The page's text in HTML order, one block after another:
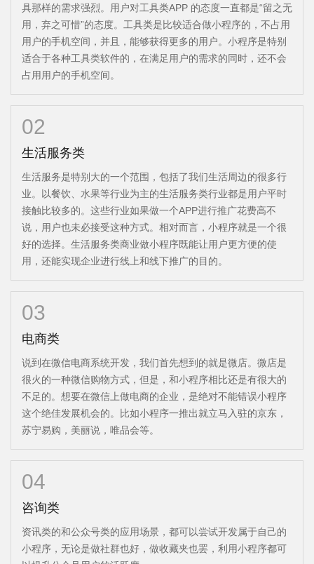
具那样的需求强烈。用户对工具类APP 的态度一直都是“留之无
用，弃之可惜”的态度。工具类是比较适合做小程序的，不占用
用户的手机空间，并且，能够获得更多的用户。小程序是特别
适合于各种工具类软件的，在满足用户的需求的同时，还不会
占用用户的手机空间。
02
生活服务类
生活服务是特别大的一个范围，包括了我们生活周边的很多行
业。以餐饮、水果等行业为主的生活服务类行业都是用户平时
接触比较多的。这些行业如果做一个APP进行推广花费高不
说，用户也未必接受这种方式。相对而言，小程序就是一个很
好的选择。生活服务类商业做小程序既能让用户更方便的使
用，还能实现企业进行线上和线下推广的目的。
03
电商类
说到在微信电商系统开发，我们首先想到的就是微店。微店是
很火的一种微信购物方式，但是，和小程序相比还是有很大的
不足的。想要在微信上做电商的企业，是绝对不能错误小程序
这个绝佳发展机会的。比如小程序一推出就立马入驻的京东，
苏宁易购，美丽说，唯品会等。
04
咨询类
资讯类的和公众号类的应用场景，都可以尝试开发属于自己的
小程序，无论是做社群也好，做收藏夹也罢，利用小程序都可